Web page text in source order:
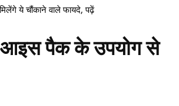
ये चौंकाने वाले फायदे, पढ़ें
आइस पैक के उपयोग से